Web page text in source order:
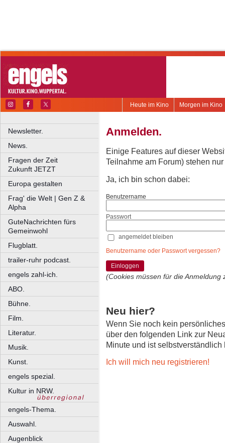
Morgen im Kino
Heute im Kino
Newsletter.
News.
Fragen der Zeit
Zukunft JETZT
Europa gestalten
Frag' die Welt | Gen Z &
Alpha
GuteNachrichten fürs
Gemeinwohl
Flugblatt.
trailer-ruhr podcast.
engels zahl-ich.
ABO.
Bühne.
Film.
Literatur.
Musik.
Kunst.
engels spezial.
Kultur in NRW.
engels-Thema.
Auswahl.
Augenblick
Anmelden.
Einige Features auf dieser
Teilnahme am Forum) stehen
Ja, ich bin schon dabei:
Benutzername
Passwort
angemeldet bleiben
Benutzername oder Passwort vergessen?
Einloggen
(Cookies müssen für die Anmeldung
Neu hier?
Wenn Sie noch kein
über den folgenden Link zur
Minute und ist selbstverständlich
Ich will mich neu registrieren!